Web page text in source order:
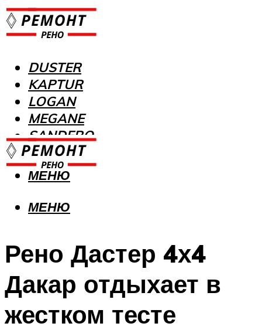
DUSTER
KAPTUR
LOGAN
MEGANE
SANDERO
МЕНЮ
МЕНЮ
Рено Дастер 4х4
Дакар отдыхает в
жестком тесте